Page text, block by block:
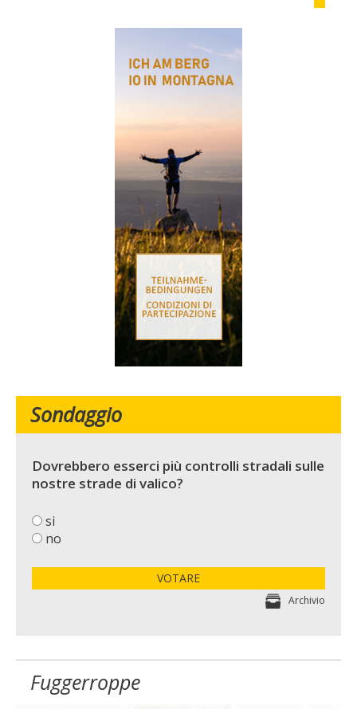
Sondaggio
Dovrebbero esserci più controlli stradali sulle
nostre strade di valico?
si
no
VOTARE
Archivio
Fuggerroppe